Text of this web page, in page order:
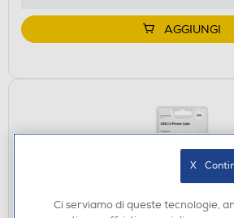
AGGIUNGI
Ci serviamo di queste tecnologie,
X